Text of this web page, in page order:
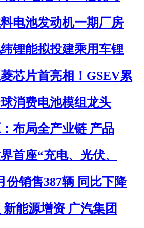
电池发动机一期厂房
锂能拟投建乘用车锂
芯片首亮相！GSEV累
消费电池模组龙头
布局全产业链 产品
首座“充电、光伏、
份销售387辆 同比下降
能源增资 广汽集团